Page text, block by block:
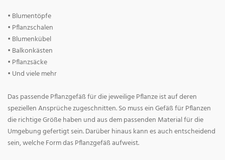
• Blumentöpfe
• Pflanzschalen
• Blumenkübel
• Balkonkästen
• Pflanzsäcke
• Und viele mehr
Das passende Pflanzgefäß für die jeweilige Pflanze ist auf deren
speziellen Ansprüche zugeschnitten. So muss ein Gefäß für Pflanzen
die richtige Größe haben und aus dem passenden Material für die
Umgebung gefertigt sein. Darüber hinaus kann es auch entscheidend
sein, welche Form das Pflanzgefäß aufweist.